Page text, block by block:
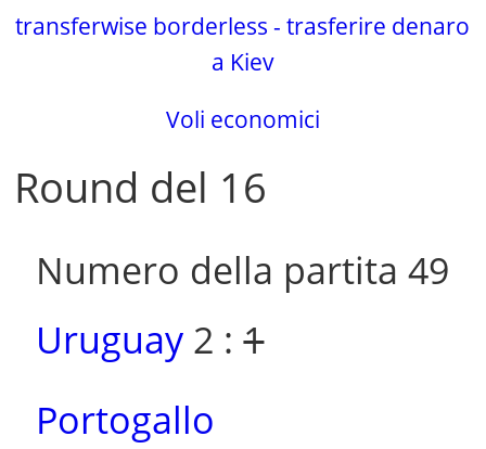
transferwise borderless - trasferire denaro
a Kiev
Voli economici
Round del 16
Numero della partita 49
Uruguay 2 :1
Portogallo